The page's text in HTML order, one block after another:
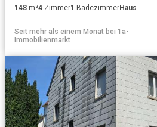
148 m²4 Zimmer1 BadezimmerHaus
Seit mehr als einem Monat bei 1a-
Immobilienmarkt